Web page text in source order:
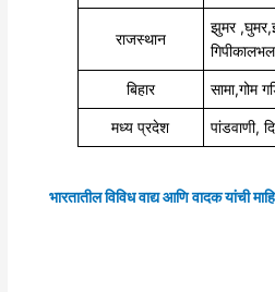
राजस्थान
झुमर
बिहार सामा,गोम
मध्य प्रदेश पांडवाणी,
भारतातील विविध वाद्य आणि वादक यांची